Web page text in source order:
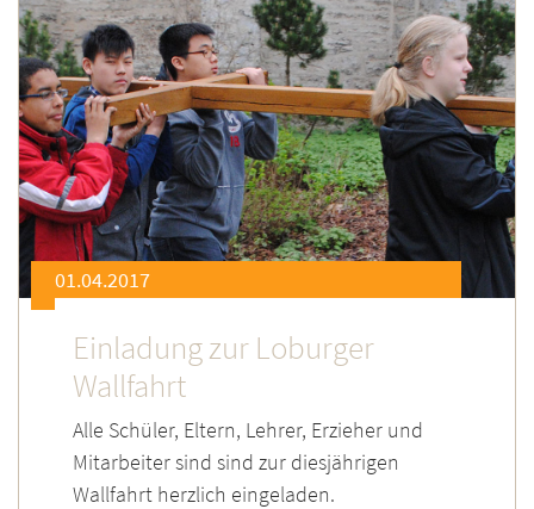
01.04.2017
Einladung zur Loburger
Wallfahrt
Alle Schüler, Eltern, Lehrer, Erzieher und
Mitarbeiter sind sind zur diesjährigen
Wallfahrt herzlich eingeladen.